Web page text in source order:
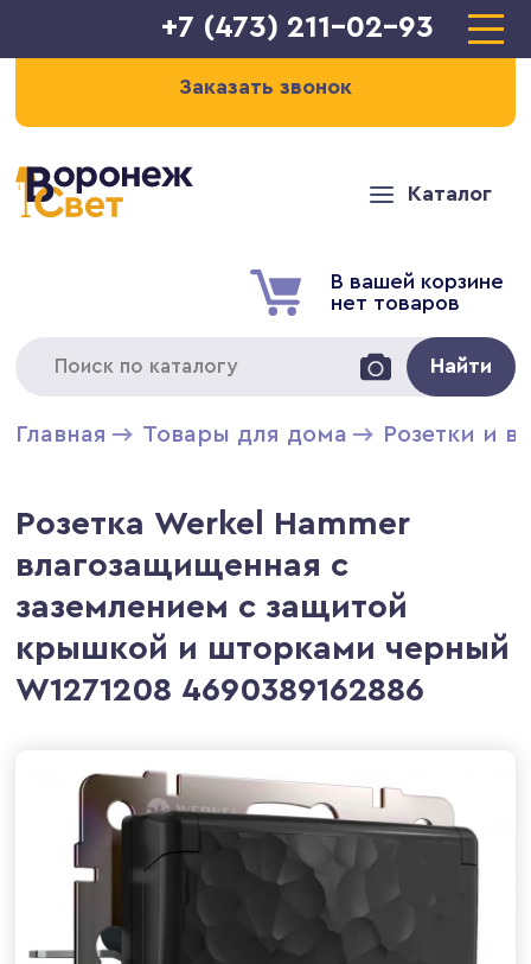
+7 (473) 211-02-93
Заказать звонок
Каталог
В вашей корзине
нет товаров
Найти
Главная Товары для дома Розетки и
Розетка Werkel Hammer
влагозащищенная с
заземлением с защитой
крышкой и шторками черный
W1271208 4690389162886